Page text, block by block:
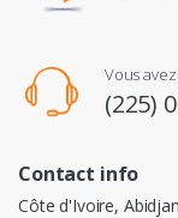
Vous
(225)
Contact info
Côte d'Ivoire,